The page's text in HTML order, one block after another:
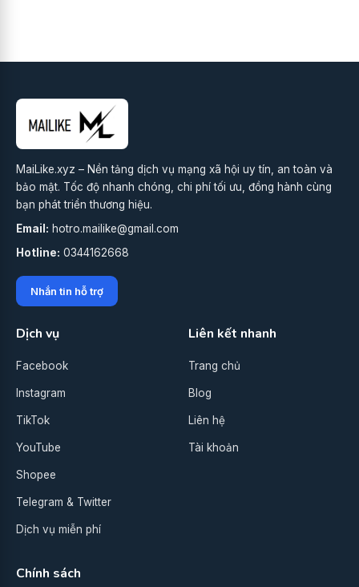
MaiLike.xyz – Nền tảng dịch vụ mạng xã hội uy tín, an toàn và
bảo mật. Tốc độ nhanh chóng, chi phí tối ưu, đồng hành cùng
bạn phát triển thương hiệu.
Email: hotro.mailike@gmail.com
Hotline: 0344162668
Nhắn tin hỗ trợ
Dịch vụ
Facebook
Instagram
TikTok
YouTube
Shopee
Telegram & Twitter
Dịch vụ miễn phí
Liên kết nhanh
Trang chủ
Blog
Liên hệ
Tài khoản
Chính sách